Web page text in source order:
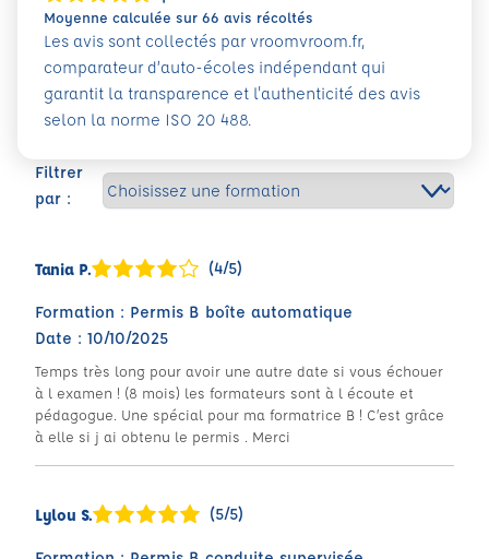
Filtrer
par :
Tania P. (4/5)
Formation : Permis B boîte automatique
Date : 10/10/2025
Temps très long pour avoir une autre date si vous échouer
à l examen ! (8 mois) les formateurs sont à l écoute et
pédagogue. Une spécial pour ma formatrice B ! C’est grâce
à elle si j ai obtenu le permis . Merci
Lylou S. (5/5)
Moyenne calculée sur 66 avis récoltés
Les avis sont collectés par vroomvroom.fr,
comparateur d’auto-écoles indépendant qui
garantit la transparence et l'authenticité des avis
selon la norme ISO 20 488.